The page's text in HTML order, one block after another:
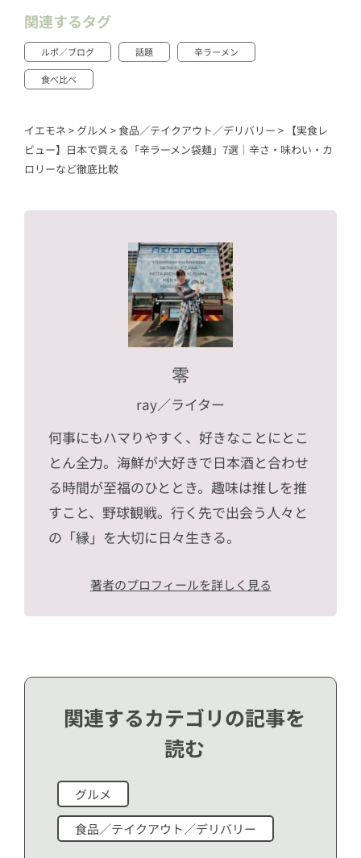
関連するタグ
ルポ／ブログ 話題 辛ラーメン
食べ比べ
イエモネ > グルメ >食品／テイクアウト／デリバリー > 【実食レ
ビュー】日本で買える「辛ラーメン袋麺」7選｜辛さ・味わい・カ
ロリーなど徹底比較
零
ray／ライター
何事にもハマりやすく、好きなことにとこ
とん全力。海鮮が大好きで日本酒と合わせ
る時間が至福のひととき。趣味は推しを推
すこと、野球観戦。行く先で出会う人々と
の「縁」を大切に日々生きる。
著者のプロフィールを詳しく見る
関連するカテゴリの記事を
読む
グルメ
食品／テイクアウト／デリバリー